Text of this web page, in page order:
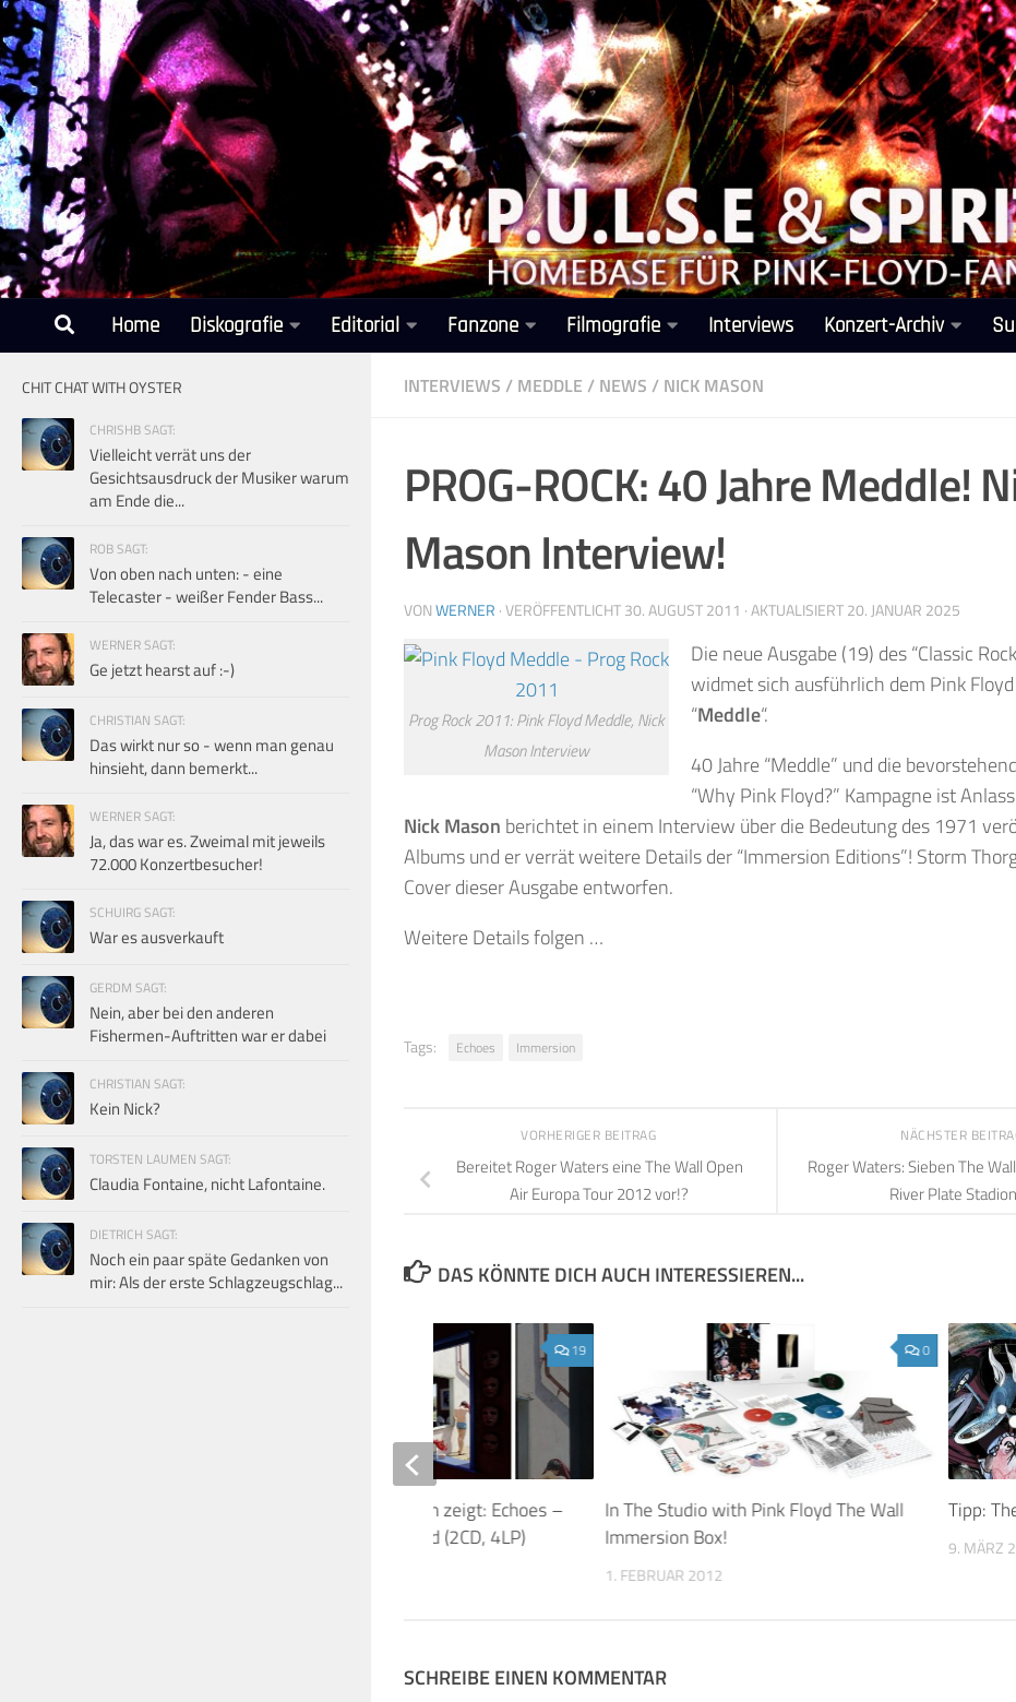
Unter dem Inhalt
Home Diskografie Editorial Fanzone Filmografie Interviews Konzert-Archiv
INTERVIEWS / MEDDLE / NEWS / NICK MASON
PROG-ROCK: 40 Jahre Meddle!
Mason Interview!
VONWERNER · VERÖFFENTLICHT30. AUGUST 2011 · AKTUALISIERT20. JANUAR 2025
Prog Rock 2011: Pink Floyd Meddle, Nick
Mason Interview
Die neue Ausgabe (19) des “Classic
widmet sich ausführlich dem Pink
“Meddle“.
40 Jahre “Meddle” und die
“Why Pink Floyd?” Kampagne ist
Nick Mason berichtet in einem Interview über die Bedeutung des 1971
Albums und er verrät weitere Details der “Immersion Editions”! Storm
Cover dieser Ausgabe entworfen.
Weitere Details folgen …
Tags: Echoes Immersion
NÄCHSTER
Roger Waters: Sieben The
River Plate
VORHERIGER BEITRAG
Bereitet Roger Waters eine The Wall Open
Air Europa Tour 2012 vor!?
DAS KÖNNTE DICH AUCH INTERESSIEREN...
0
In The Studio with Pink Floyd The Wall
Immersion Box!
1. FEBRUAR 2012
Tipp:
9. MÄRZ
19
P&S Hausmeister Film zeigt: Echoes –
The Best Of Pink Floyd (2CD, 4LP)
SCHREIBE EINEN KOMMENTAR
CHIT CHAT WITH OYSTER
CHRISHB SAGT:
Vielleicht verrät uns der
Gesichtsausdruck der Musiker warum
am Ende die...
ROB SAGT:
Von oben nach unten: - eine
Telecaster - weißer Fender Bass...
WERNER SAGT:
Ge jetzt hearst auf :-)
CHRISTIAN SAGT:
Das wirkt nur so - wenn man genau
hinsieht, dann bemerkt...
WERNER SAGT:
Ja, das war es. Zweimal mit jeweils
72.000 Konzertbesucher!
SCHUIRG SAGT:
War es ausverkauft
GERDM SAGT:
Nein, aber bei den anderen
Fishermen-Auftritten war er dabei
CHRISTIAN SAGT:
Kein Nick?
TORSTEN LAUMEN SAGT:
Claudia Fontaine, nicht Lafontaine.
DIETRICH SAGT:
Noch ein paar späte Gedanken von
mir: Als der erste Schlagzeugschlag...